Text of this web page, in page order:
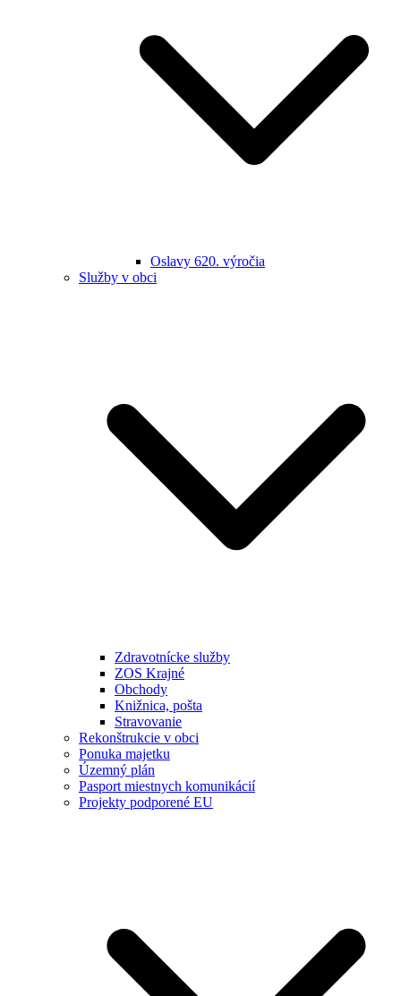
Oslavy 620. výročia
Služby v obci
Zdravotnícke služby
ZOS Krajné
Obchody
Knižnica, pošta
Stravovanie
Rekonštrukcie v obci
Ponuka majetku
Územný plán
Pasport miestnych komunikácií
Projekty podporené EU